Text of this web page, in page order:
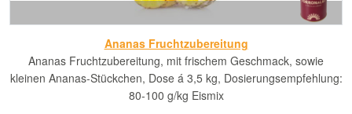
Ananas Fruchtzubereitung
Ananas Fruchtzubereitung, mit frischem Geschmack, sowie
kleinen Ananas-Stückchen, Dose á 3,5 kg, Dosierungsempfehlung:
80-100 g/kg Eismix